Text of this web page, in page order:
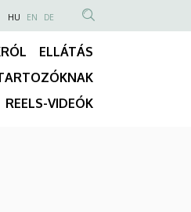
NYELVVÁLASZTÓ
HU EN DE
TARTALOM
KERESÉSE
ELLÁTÁS
REELS-VIDEÓK